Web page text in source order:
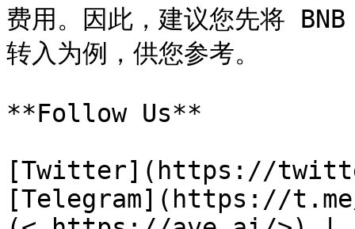
费用。因此，建议您先将
转入为例，供您参考。
**Follow Us**
[Twitter](https://
[Telegram](https://